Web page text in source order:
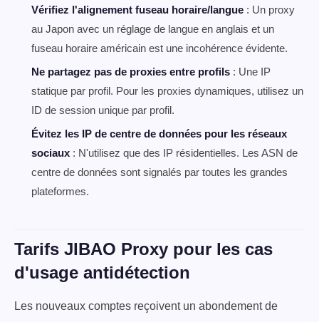
Vérifiez l'alignement fuseau horaire/langue : Un proxy
au Japon avec un réglage de langue en anglais et un
fuseau horaire américain est une incohérence évidente.
Ne partagez pas de proxies entre profils : Une IP
statique par profil. Pour les proxies dynamiques, utilisez un
ID de session unique par profil.
Évitez les IP de centre de données pour les réseaux
sociaux : N'utilisez que des IP résidentielles. Les ASN de
centre de données sont signalés par toutes les grandes
plateformes.
Tarifs JIBAO Proxy pour les cas
d'usage antidétection
Les nouveaux comptes reçoivent un abondement de